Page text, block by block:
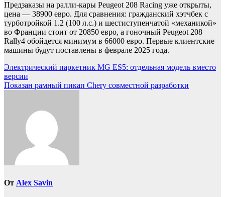
Предзаказы на ралли-кары Peugeot 208 Racing уже открыты,
цена — 38900 евро. Для сравнения: гражданский хэтчбек с
турботройкой 1.2 (100 л.с.) и шестиступенчатой «механикой»
во Франции стоит от 20850 евро, а гоночный Peugeot 208
Rally4 обойдется минимум в 66000 евро. Первые клиентские
машины будут поставлены в феврале 2025 года.
Навигация
по
Электрический паркетник MG ES5: отдельная модель вместо
версии
Показан рамный пикап Chery совместной разработки
От Alex Savin